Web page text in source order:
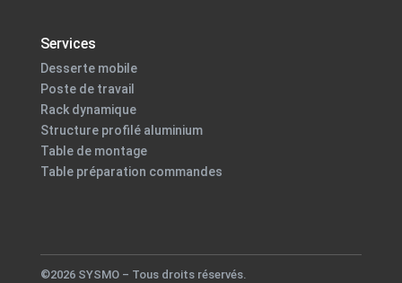
Services
Desserte mobile
Poste de travail
Rack dynamique
Structure profilé aluminium
Table de montage
Table préparation commandes
©2026 SYSMO – Tous droits réservés.